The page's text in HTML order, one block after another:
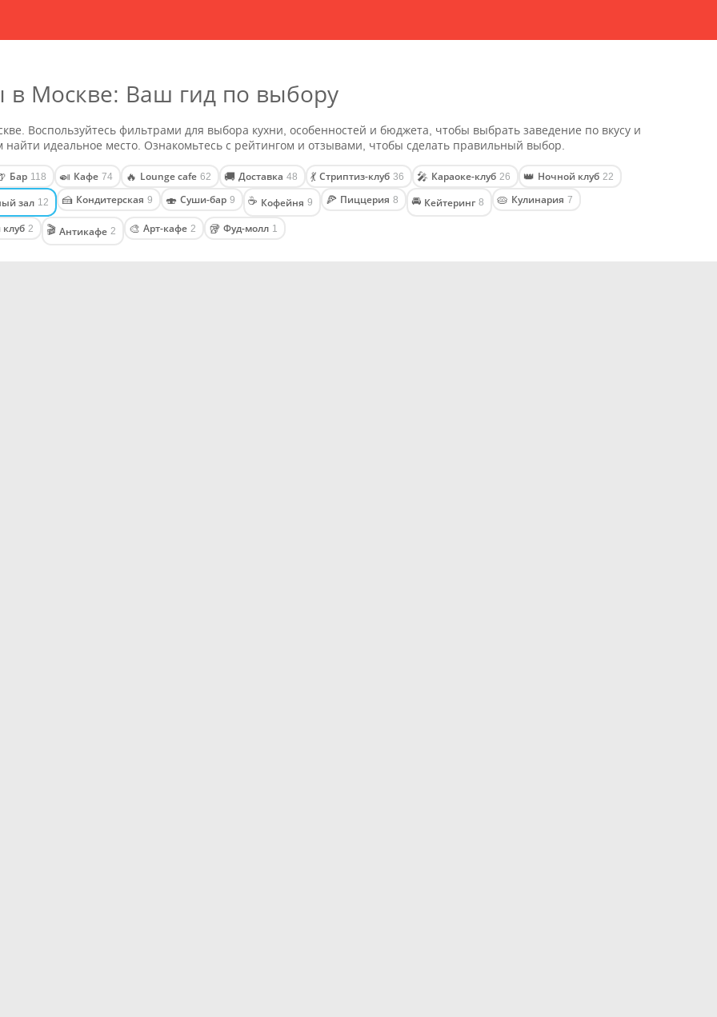
в Москве: Ваш гид по выбору
Воспользуйтесь фильтрами для выбора кухни, особенностей и бюджета, чтобы выбрать заведение по вкусу и
идеальное место. Ознакомьтесь с рейтингом и отзывами, чтобы сделать правильный выбор.
Бар 118 🍛 Кафе 74 🔥 Lounge cafe 62 🚚 Доставка 48 💃 Стриптиз-клуб 36 🎤 Караоке-клуб 26 👑 Ночной клуб 22
зал 12 🍰 Кондитерская 9 🍣 Суши-бар 9 ☕ Кофейня 9 🍕 Пиццерия 8 🚘 Кейтеринг 8 🥧 Кулинария 7
2 🎬 Антикафе 2 🎨 Арт-кафе 2 🥡 Фуд-молл 1